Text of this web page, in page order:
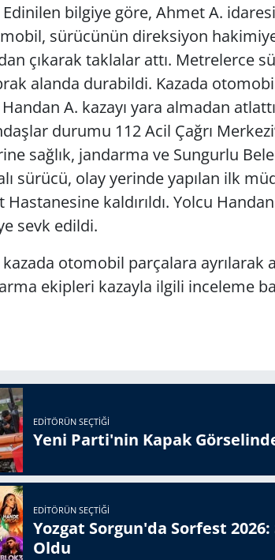
bilgiye göre, Ahmet A.
sürücünün direksiyon
çıkarak taklalar attı. Metrelerce
alanda durabildi. Kazada
A. kazayı yara almadan
durumu 112 Acil Çağrı
sağlık, jandarma ve Sungurlu
sürücü, olay yerinde yapılan ilk
kaldırıldı. Yolcu
sevk edildi.
otomobil parçalara ayrılarak
ekipleri kazayla ilgili inceleme
EDITÖRÜN SEÇTIĞI
Yeni Parti'nin Kapak
EDITÖRÜN SEÇTIĞI
Yozgat Sorgun'da Sorfest
Oldu